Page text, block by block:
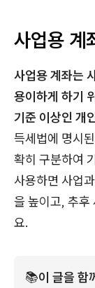
사업용 계
사업용 계좌는
용이하게 하기
기준 이상인 개
득세법에 명시
확히 구분하여
사용하면 사업
을 높이고, 추후
요.
📚이 글을 함